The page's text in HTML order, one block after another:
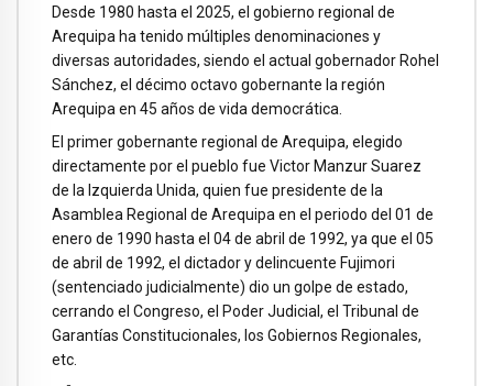
Desde 1980 hasta el 2025, el gobierno regional de
Arequipa ha tenido múltiples denominaciones y
diversas autoridades, siendo el actual gobernador Rohel
Sánchez, el décimo octavo gobernante la región
Arequipa en 45 años de vida democrática.
El primer gobernante regional de Arequipa, elegido
directamente por el pueblo fue Victor Manzur Suarez
de la Izquierda Unida, quien fue presidente de la
Asamblea Regional de Arequipa en el periodo del 01 de
enero de 1990 hasta el 04 de abril de 1992, ya que el 05
de abril de 1992, el dictador y delincuente Fujimori
(sentenciado judicialmente) dio un golpe de estado,
cerrando el Congreso, el Poder Judicial, el Tribunal de
Garantías Constitucionales, los Gobiernos Regionales,
etc.